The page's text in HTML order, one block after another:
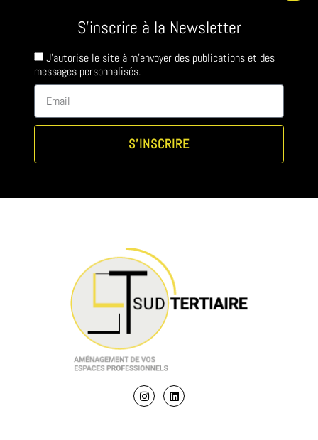
S'inscrire à la Newsletter
J'autorise le site à m'envoyer des publications et des
messages personnalisés.
S'INSCRIRE